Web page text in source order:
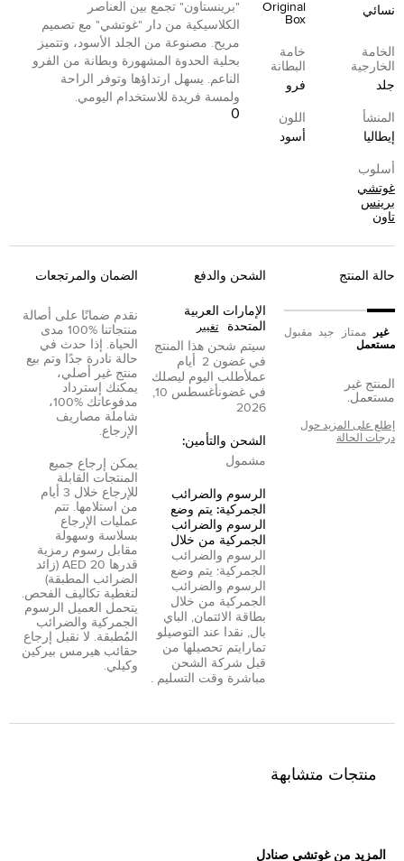
نسائي
Original
Box
الخامة
الخارجية
جلد
خامة
البطانة
فرو
المنشأ
إيطاليا
اللون
أسود
أسلوب
غوتشي
برينس
تاون
"برينستاون" تجمع بين العناصر
الكلاسيكية من دار "غوتشي" مع تصميم
مريح. مصنوعة من الجلد الأسود، وتتميز
بحلية الحدوة المشهورة وبطانة من الفرو
الناعم. يسهل ارتداؤها وتوفر الراحة
ولمسة فريدة للاستخدام اليومي.
0
حالة المنتج
غير
مستعمل
ممتاز جيد مقبول
المنتج غير
مستعمل.
إطلع على المزيد حول
درجات الحالة
الشحن والدفع
الإمارات العربية
المتحدة
تغيير
سيتم شحن هذا المنتج
في غضون 2
أيام
عملأطلب اليوم ليصلك
في غضون
أغسطس 10,
2026
الشحن والتأمين:
مشمول
الرسوم والضرائب
الجمركية: يتم وضع
الرسوم والضرائب
الجمركية من خلال
الرسوم والضرائب
الجمركية: يتم وضع
الرسوم والضرائب
الجمركية من خلال
بطاقة الائتمان,
الباي
بال, نقدا عند التوصيلو
تمارا يتم تحصيلها من
قبل شركة الشحن
مباشرة وقت التسليم .
الضمان والمرتجعات
نقدم ضمانًا على أصالة
منتجاتنا %100 مدى
الحياة. إذا حدث في
حالة نادرة جدًا وتم بيع
منتج غير أصلي،
يمكنك إسترداد
مدفوعاتك %100،
شاملة مصاريف
الإرجاع.
يمكن إرجاع جميع
المنتجات القابلة
للإرجاع خلال 3 أيام
من استلامها. تتم
عمليات الإرجاع
بسلاسة وسهولة
مقابل رسوم رمزية
قدرها 20 AED (زائد
الضرائب المطبقة)
لتغطية تكاليف الفحص.
يتحمل العميل الرسوم
الجمركية والضرائب
المُطبقة. لا نقبل إرجاع
حقائب هيرمس بيركين
وكيلي.
منتجات متشابهة
المزيد من غوتشي صنادل